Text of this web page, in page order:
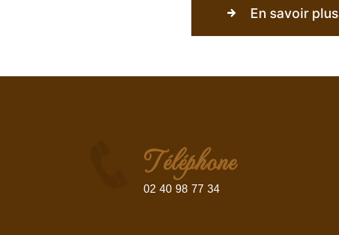
En savoir plus
Téléphone
02 40 98 77 34